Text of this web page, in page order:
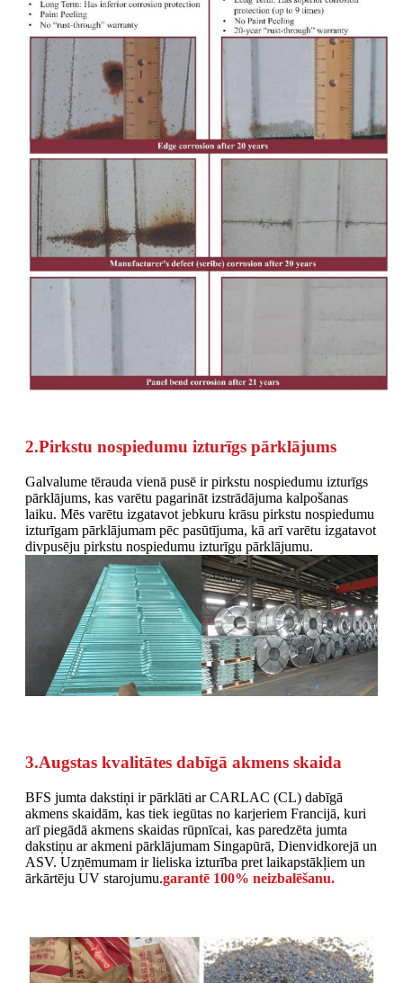
2.Pirkstu nospiedumu izturīgs pārklājums
Galvalume tērauda vienā pusē ir pirkstu nospiedumu izturīgs
pārklājums, kas varētu pagarināt izstrādājuma kalpošanas
laiku. Mēs varētu izgatavot jebkuru krāsu pirkstu nospiedumu
izturīgam pārklājumam pēc pasūtījuma, kā arī varētu izgatavot
divpusēju pirkstu nospiedumu izturīgu pārklājumu.
3.Augstas kvalitātes dabīgā akmens skaida
BFS jumta dakstiņi ir pārklāti ar CARLAC (CL) dabīgā
akmens skaidām, kas tiek iegūtas no karjeriem Francijā, kuri
arī piegādā akmens skaidas rūpnīcai, kas paredzēta jumta
dakstiņu ar akmeni pārklājumam Singapūrā, Dienvidkorejā un
ASV. Uzņēmumam ir lieliska izturība pret laikapstākļiem un
ārkārtēju UV starojumu.garantē 100% neizbalēšanu.